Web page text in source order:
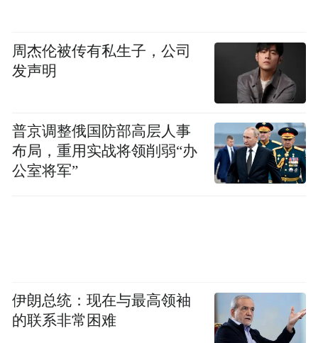
周杰伦被传有私生子，公司
发声明
普京调整俄国防部高层人事
布局，重用实战将领削弱“办
公室将军”
伊朗总统：现在与最高领袖
的联系非常困难